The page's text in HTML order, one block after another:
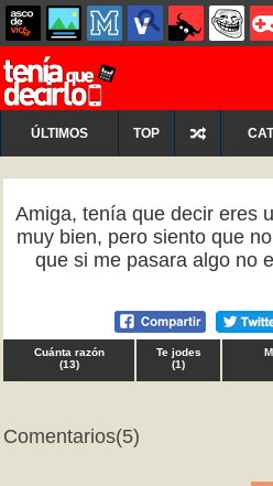
ÚLTIMOS TOP
Amiga, tenía que decir eres
muy bien, pero siento que
que si me pasara algo no
Cuánta razón
(13)
Te jodes
(1)
Comentarios(5)